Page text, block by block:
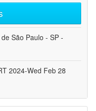
São Paulo - SP -
2024-Wed Feb 28